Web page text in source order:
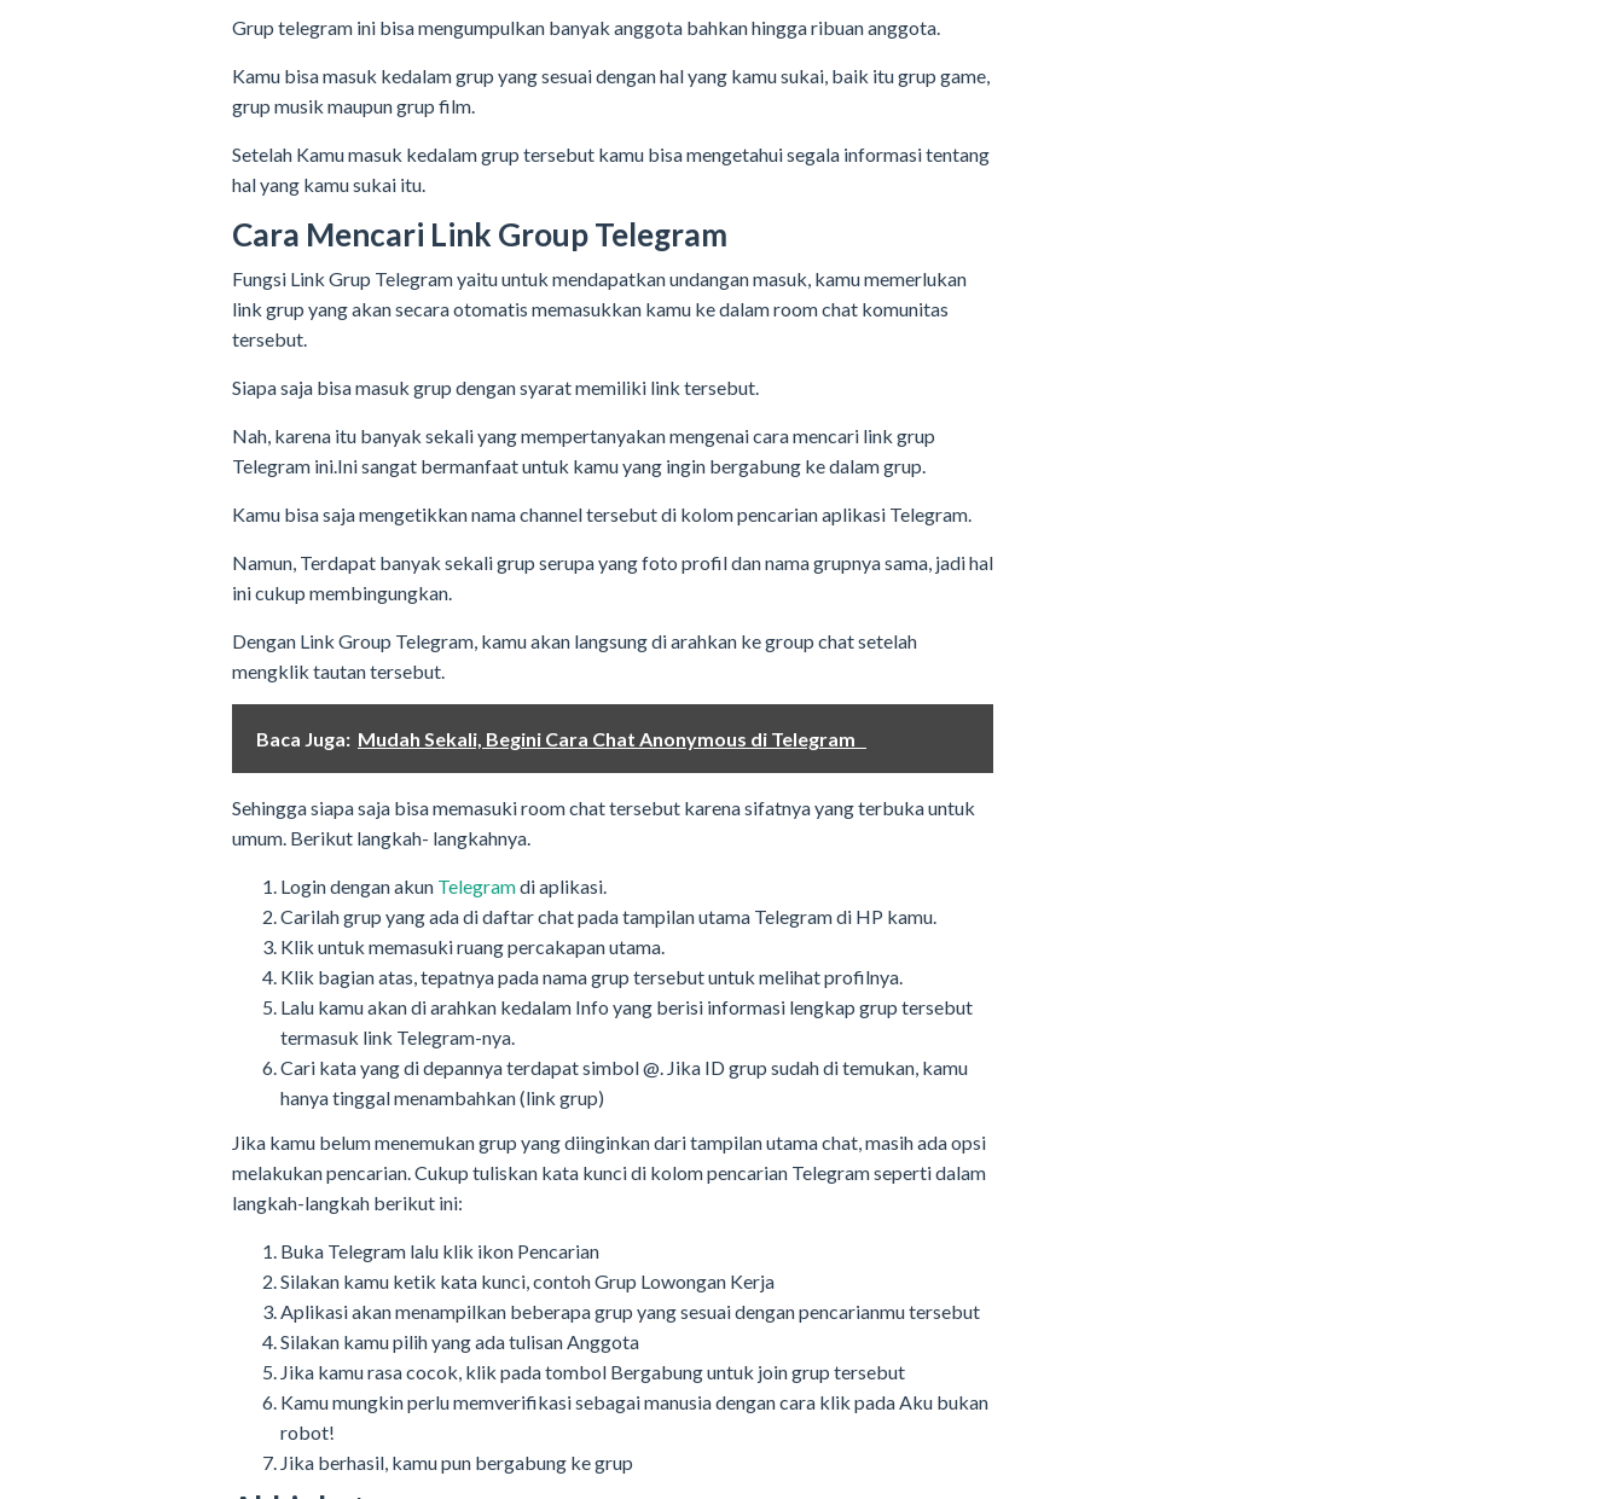
Grup telegram ini bisa mengumpulkan banyak anggota bahkan hingga ribuan anggota.
Kamu bisa masuk kedalam grup yang sesuai dengan hal yang kamu sukai, baik itu grup game,
grup musik maupun grup film.
Setelah Kamu masuk kedalam grup tersebut kamu bisa mengetahui segala informasi tentang
hal yang kamu sukai itu.
Cara Mencari Link Group Telegram
Fungsi Link Grup Telegram yaitu untuk mendapatkan undangan masuk, kamu memerlukan
link grup yang akan secara otomatis memasukkan kamu ke dalam room chat komunitas
tersebut.
Siapa saja bisa masuk grup dengan syarat memiliki link tersebut.
Nah, karena itu banyak sekali yang mempertanyakan mengenai cara mencari link grup
Telegram ini.Ini sangat bermanfaat untuk kamu yang ingin bergabung ke dalam grup.
Kamu bisa saja mengetikkan nama channel tersebut di kolom pencarian aplikasi Telegram.
Namun, Terdapat banyak sekali grup serupa yang foto profil dan nama grupnya sama, jadi hal
ini cukup membingungkan.
Dengan Link Group Telegram, kamu akan langsung di arahkan ke group chat setelah
mengklik tautan tersebut.
Baca Juga: Mudah Sekali, Begini Cara Chat Anonymous di Telegram
Sehingga siapa saja bisa memasuki room chat tersebut karena sifatnya yang terbuka untuk
umum. Berikut langkah- langkahnya.
Login dengan akun Telegramdi aplikasi.
Carilah grup yang ada di daftar chat pada tampilan utama Telegram di HP kamu.
Klik untuk memasuki ruang percakapan utama.
Klik bagian atas, tepatnya pada nama grup tersebut untuk melihat profilnya.
Lalu kamu akan di arahkan kedalam Info yang berisi informasi lengkap grup tersebut
termasuk link Telegram-nya.
Cari kata yang di depannya terdapat simbol @. Jika ID grup sudah di temukan, kamu
hanya tinggal menambahkan (link grup)
Jika kamu belum menemukan grup yang diinginkan dari tampilan utama chat, masih ada opsi
melakukan pencarian. Cukup tuliskan kata kunci di kolom pencarian Telegram seperti dalam
langkah-langkah berikut ini:
Buka Telegram lalu klik ikon Pencarian
Silakan kamu ketik kata kunci, contoh Grup Lowongan Kerja
Aplikasi akan menampilkan beberapa grup yang sesuai dengan pencarianmu tersebut
Silakan kamu pilih yang ada tulisan Anggota
Jika kamu rasa cocok, klik pada tombol Bergabung untuk join grup tersebut
Kamu mungkin perlu memverifikasi sebagai manusia dengan cara klik pada Aku bukan
robot!
Jika berhasil, kamu pun bergabung ke grup